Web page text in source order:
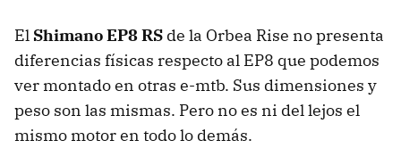
El Shimano EP8 RS de la Orbea Rise no presenta
diferencias físicas respecto al EP8 que podemos
ver montado en otras e-mtb. Sus dimensiones y
peso son las mismas. Pero no es ni del lejos el
mismo motor en todo lo demás.